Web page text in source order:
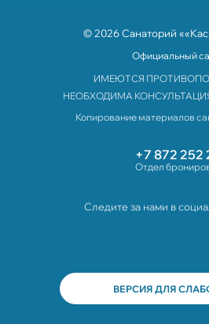
© 2026 Санаторий
Официальный
ИМЕЮТСЯ
НЕОБХОДИМА
Копирование материалов
+7 872 252
Отдел
Следите за нами в
ВЕРСИЯ ДЛЯ